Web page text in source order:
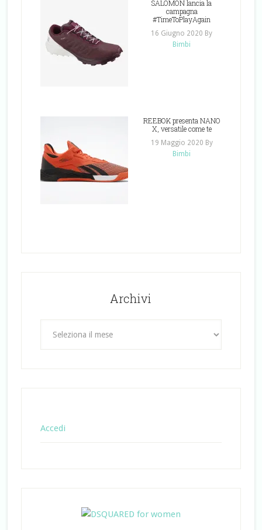
SALOMON lancia la
campagna
#TimeToPlayAgain
16 Giugno 2020 By
Bimbi
REEBOK presenta NANO
X, versatile come te
19 Maggio 2020 By
Bimbi
Archivi
Accedi